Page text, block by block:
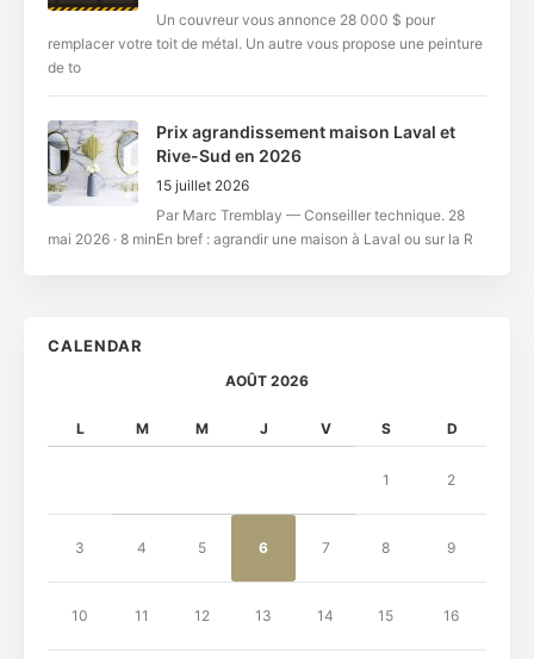
Un couvreur vous annonce 28 000 $ pour
remplacer votre toit de métal. Un autre vous propose une peinture
de to
Prix agrandissement maison Laval et
Rive-Sud en 2026
15 juillet 2026
Par Marc Tremblay — Conseiller technique. 28
mai 2026 · 8 minEn bref : agrandir une maison à Laval ou sur la R
CALENDAR
AOÛT 2026
L M M J V S D
1 2
3 4 5 6 7 8 9
10 11 12 13 14 15 16